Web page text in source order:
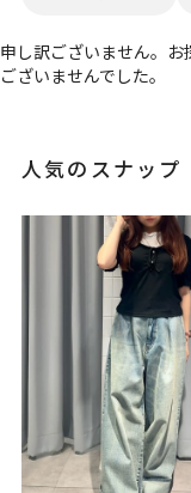
申し訳ございません。
ございませんでした。
人気のスナップ